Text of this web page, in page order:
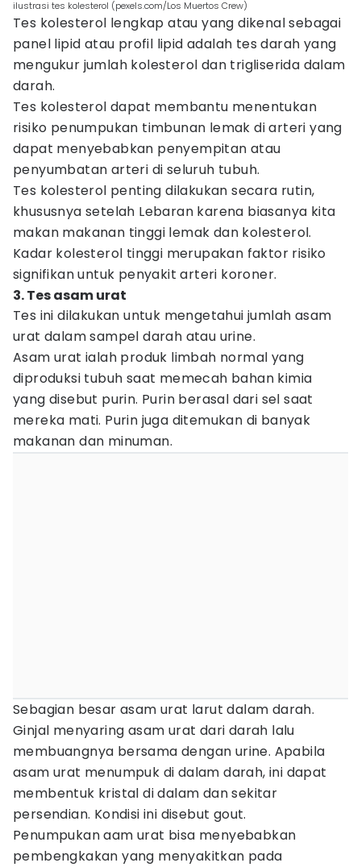
ilustrasi tes kolesterol (pexels.com/Los Muertos Crew)
Tes kolesterol lengkap atau yang dikenal sebagai
panel lipid atau profil lipid adalah tes darah yang
mengukur jumlah kolesterol dan trigliserida dalam
darah.
Tes kolesterol dapat membantu menentukan
risiko penumpukan timbunan lemak di arteri yang
dapat menyebabkan penyempitan atau
penyumbatan arteri di seluruh tubuh.
Tes kolesterol penting dilakukan secara rutin,
khususnya setelah Lebaran karena biasanya kita
makan makanan tinggi lemak dan kolesterol.
Kadar kolesterol tinggi merupakan faktor risiko
signifikan untuk penyakit arteri koroner.
3. Tes asam urat
Tes ini dilakukan untuk mengetahui jumlah asam
urat dalam sampel darah atau urine.
Asam urat ialah produk limbah normal yang
diproduksi tubuh saat memecah bahan kimia
yang disebut purin. Purin berasal dari sel saat
mereka mati. Purin juga ditemukan di banyak
makanan dan minuman.
Sebagian besar asam urat larut dalam darah.
Ginjal menyaring asam urat dari darah lalu
membuangnya bersama dengan urine. Apabila
asam urat menumpuk di dalam darah, ini dapat
membentuk kristal di dalam dan sekitar
persendian. Kondisi ini disebut gout.
Penumpukan aam urat bisa menyebabkan
pembengkakan yang menyakitkan pada